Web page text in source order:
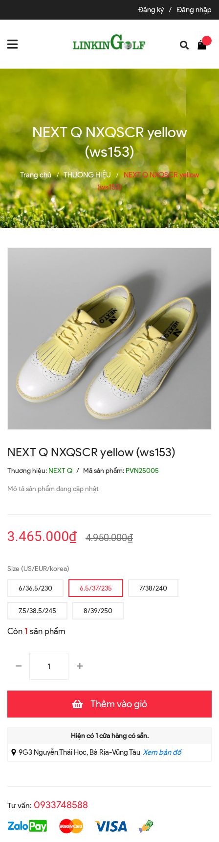
Đăng ký / Đăng nhập
NEXT Q NXQSCR yellow
(ws153)
Trang chủ / THƯƠNG HIỆU /
NEXT Q NXQSCR yellow
(ws153)
NEXT Q NXQSCR yellow (ws153)
Thương hiệu: NEXT Q / Mã sản phẩm: PVN25005
Mô tả sản phẩm đang cập nhật
3.465.000₫ 4.950.000₫
Size (US/EUR/korea)
6/36.5/230 6.5/37/235 7/38/240
7.5/38.5/245 8/39/250
Còn 1 sản phẩm
Thêm vào giỏ
Hiện có1cửa hàng có sẵn.
9G3 Nguyễn Thái Học, Bà Rịa-Vũng Tàu Xem bản đồ
Tư vấn: 0933748588